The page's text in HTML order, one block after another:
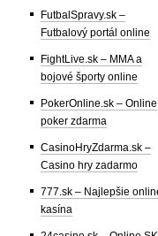
FutbalSpravy.sk –
Futbalový portál online
FightLive.sk – MMA a
bojové športy online
PokerOnline.sk – Online
poker zdarma
CasinoHryZdarma.sk –
Casino hry zadarmo
777.sk – Najlepšie
kasína